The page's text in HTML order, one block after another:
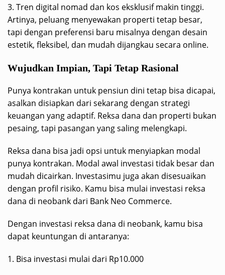
3. Tren digital nomad dan kos eksklusif makin tinggi.
Artinya, peluang menyewakan properti tetap besar,
tapi dengan preferensi baru misalnya dengan desain
estetik, fleksibel, dan mudah dijangkau secara online.
Wujudkan Impian, Tapi Tetap Rasional
Punya kontrakan untuk pensiun dini tetap bisa dicapai,
asalkan disiapkan dari sekarang dengan strategi
keuangan yang adaptif. Reksa dana dan properti bukan
pesaing, tapi pasangan yang saling melengkapi.
Reksa dana bisa jadi opsi untuk menyiapkan modal
punya kontrakan. Modal awal investasi tidak besar dan
mudah dicairkan. Investasimu juga akan disesuaikan
dengan profil risiko. Kamu bisa mulai investasi reksa
dana di neobank dari Bank Neo Commerce.
Dengan investasi reksa dana di neobank, kamu bisa
dapat keuntungan di antaranya:
1. Bisa investasi mulai dari Rp10.000